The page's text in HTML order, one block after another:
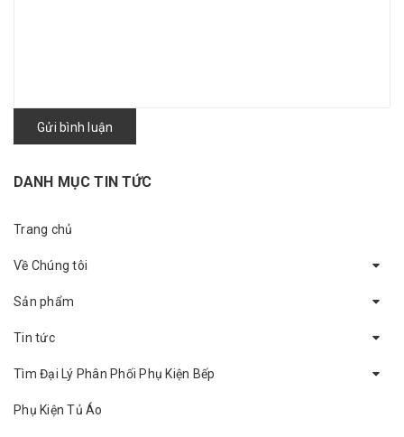
Gửi bình luận
DANH MỤC TIN TỨC
Trang chủ
Về Chúng tôi
Sản phẩm
Tin tức
Tìm Đại Lý Phân Phối Phụ Kiện Bếp
Phụ Kiện Tủ Áo